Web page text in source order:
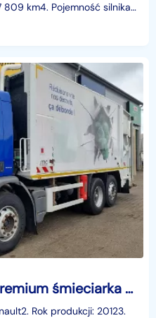
km4. Pojemność silnika:
całkowita pojazdu: 26
Renault D26 Renault Premium śmieciarka 22 m3 /wynajem/
Rok produkcji: 20123.